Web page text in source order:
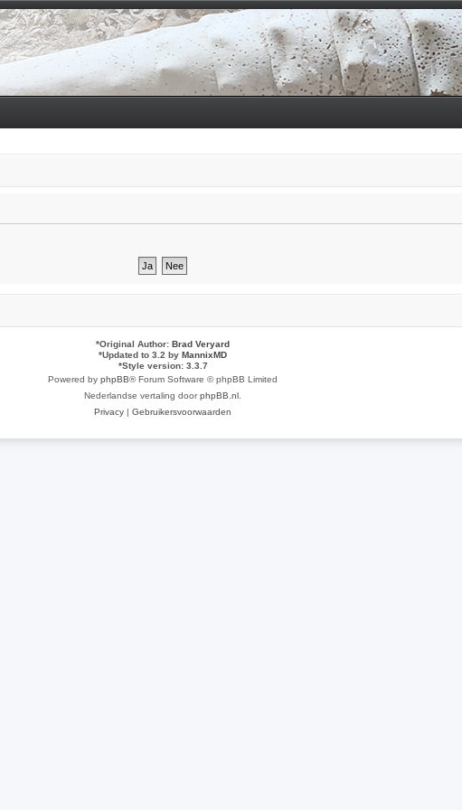
*Original Author: Brad Veryard
*Updated to 3.2 by MannixMD
*Style version: 3.3.7
Powered by phpBB® Forum Software © phpBB Limited
Nederlandse vertaling doorphpBB.nl
Privacy | Gebruikersvoorwaarden